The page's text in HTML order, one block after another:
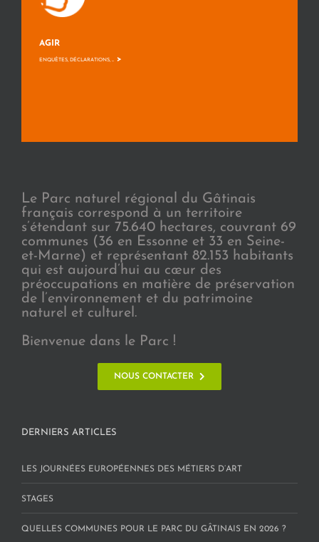
AGIR
ENQUÊTES, DÉCLARATIONS, ... >
Le Parc naturel régional du Gâtinais
français correspond à un territoire
s’étendant sur 75.640 hectares, couvrant 69
communes (36 en Essonne et 33 en Seine-
et-Marne) et représentant 82.153 habitants
qui est aujourd’hui au cœur des
préoccupations en matière de préservation
de l’environnement et du patrimoine
naturel et culturel.
Bienvenue dans le Parc !
NOUS CONTACTER
DERNIERS ARTICLES
LES JOURNÉES EUROPÉENNES DES MÉTIERS D’ART
STAGES
QUELLES COMMUNES POUR LE PARC DU GÂTINAIS EN 2026 ?